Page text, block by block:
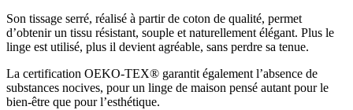
Son tissage serré, réalisé à partir de coton de qualité, permet
d’obtenir un tissu résistant, souple et naturellement élégant. Plus le
linge est utilisé, plus il devient agréable, sans perdre sa tenue.
La certification OEKO-TEX® garantit également l’absence de
substances nocives, pour un linge de maison pensé autant pour le
bien-être que pour l’esthétique.